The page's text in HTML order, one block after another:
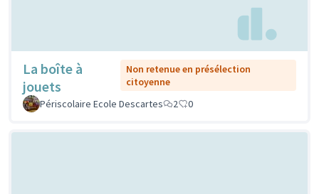
La boîte à
jouets
Non retenue en présélection
citoyenne
Périscolaire Ecole Descartes
2 0